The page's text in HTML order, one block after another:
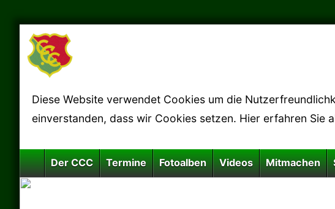
Diese Website verwendet Cookies um die
einverstanden, dass wir Cookies setzen. Hier erfahren Sie
Der CCC Termine Fotoalben Videos Mitmachen